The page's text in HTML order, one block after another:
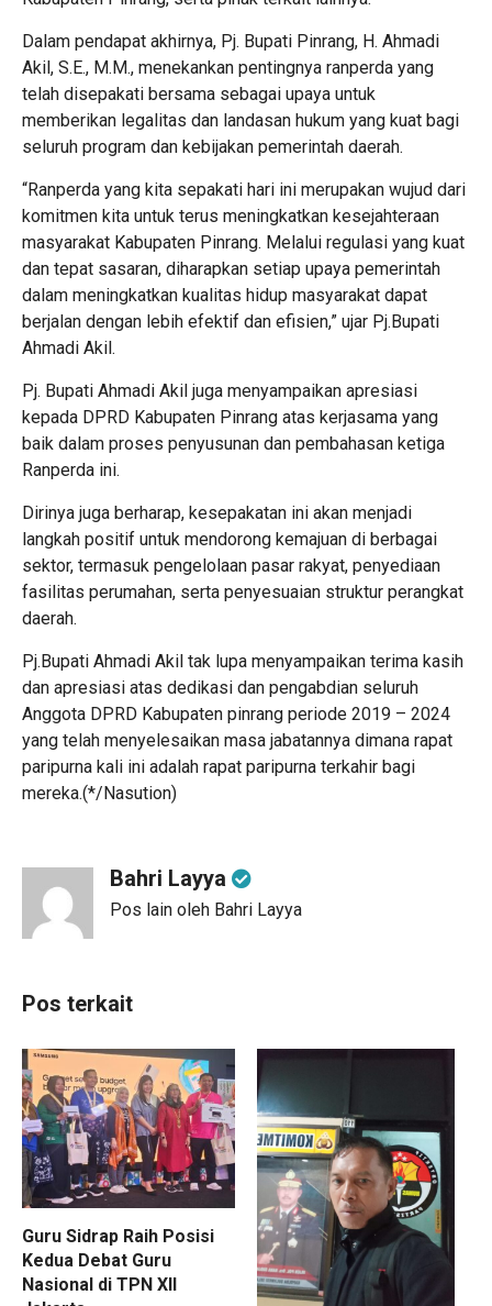
Dalam pendapat akhirnya, Pj. Bupati Pinrang, H. Ahmadi
Akil, S.E., M.M., menekankan pentingnya ranperda yang
telah disepakati bersama sebagai upaya untuk
memberikan legalitas dan landasan hukum yang kuat bagi
seluruh program dan kebijakan pemerintah daerah.
“Ranperda yang kita sepakati hari ini merupakan wujud dari
komitmen kita untuk terus meningkatkan kesejahteraan
masyarakat Kabupaten Pinrang. Melalui regulasi yang kuat
dan tepat sasaran, diharapkan setiap upaya pemerintah
dalam meningkatkan kualitas hidup masyarakat dapat
berjalan dengan lebih efektif dan efisien,” ujar Pj.Bupati
Ahmadi Akil.
Pj. Bupati Ahmadi Akil juga menyampaikan apresiasi
kepada DPRD Kabupaten Pinrang atas kerjasama yang
baik dalam proses penyusunan dan pembahasan ketiga
Ranperda ini.
Dirinya juga berharap, kesepakatan ini akan menjadi
langkah positif untuk mendorong kemajuan di berbagai
sektor, termasuk pengelolaan pasar rakyat, penyediaan
fasilitas perumahan, serta penyesuaian struktur perangkat
daerah.
Pj.Bupati Ahmadi Akil tak lupa menyampaikan terima kasih
dan apresiasi atas dedikasi dan pengabdian seluruh
Anggota DPRD Kabupaten pinrang periode 2019 – 2024
yang telah menyelesaikan masa jabatannya dimana rapat
paripurna kali ini adalah rapat paripurna terkahir bagi
mereka.(*/Nasution)
Bahri Layya
Pos lain oleh Bahri Layya
Pos terkait
Guru Sidrap Raih Posisi
Kedua Debat Guru
Nasional di TPN XII